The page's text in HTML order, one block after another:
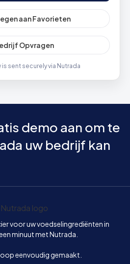
aan Favorieten
Opvragen
is sent securely via Nutrada
demo aan om te
uw bedrijf kan
voor uw voedselingrediënten in
minuut met Nutrada.
eenvoudig gemaakt.